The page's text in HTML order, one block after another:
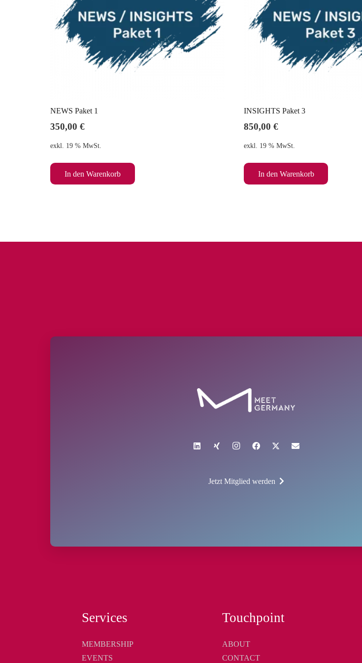
NEWS Paket 1
350,00 €
exkl. 19 % MwSt.
In den Warenkorb
INSIGHTS Paket 3
850,00 €
exkl. 19 % MwSt.
In den Warenkorb
Jetzt Mitglied werden
Services
MEMBERSHIP
EVENTS
Touchpoint
ABOUT
CONTACT